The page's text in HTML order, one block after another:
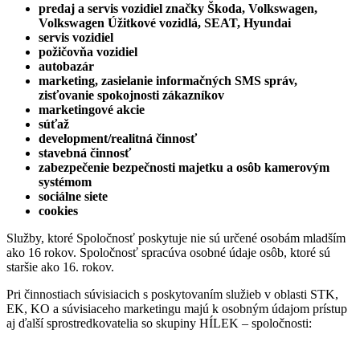
predaj a servis vozidiel značky Škoda, Volkswagen,
Volkswagen Úžitkové vozidlá, SEAT, Hyundai
servis vozidiel
požičovňa vozidiel
autobazár
marketing, zasielanie informačných SMS správ,
zisťovanie spokojnosti zákazníkov
marketingové akcie
súťaž
development/realitná činnosť
stavebná činnosť
zabezpečenie bezpečnosti majetku a osôb kamerovým
systémom
sociálne siete
cookies
Služby, ktoré Spoločnosť poskytuje nie sú určené osobám mladším
ako 16 rokov. Spoločnosť spracúva osobné údaje osôb, ktoré sú
staršie ako 16. rokov.
Pri činnostiach súvisiacich s poskytovaním služieb v oblasti STK,
EK, KO a súvisiaceho marketingu majú k osobným údajom prístup
aj ďalší sprostredkovatelia so skupiny HÍLEK – spoločnosti: